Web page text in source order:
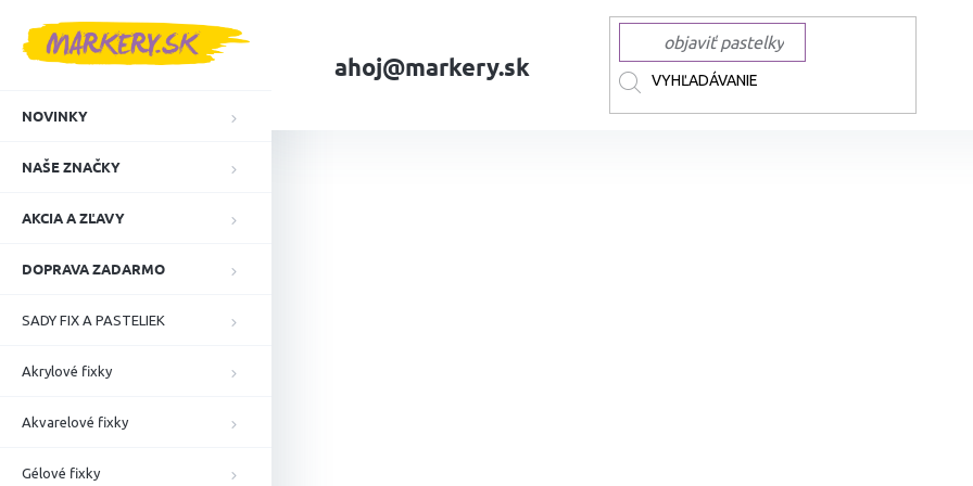
ahoj@markery.sk
NOVINKY
NAŠE ZNAČKY
AKCIA A ZĽAVY
DOPRAVA ZADARMO
SADY FIX A PASTELIEK
Akrylové fixky
Akvarelové fixky
Gélové fixky